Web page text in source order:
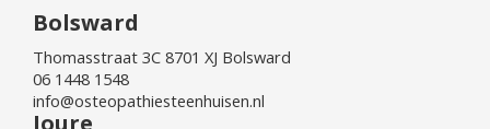
Bolsward
Thomasstraat 3C 8701 XJ Bolsward
06 1448 1548
info@osteopathiesteenhuisen.nl
Joure